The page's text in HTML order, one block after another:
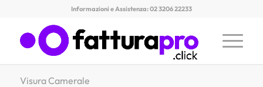
Informazioni e Assistenza: 02 3206 22233
Visura Camerale